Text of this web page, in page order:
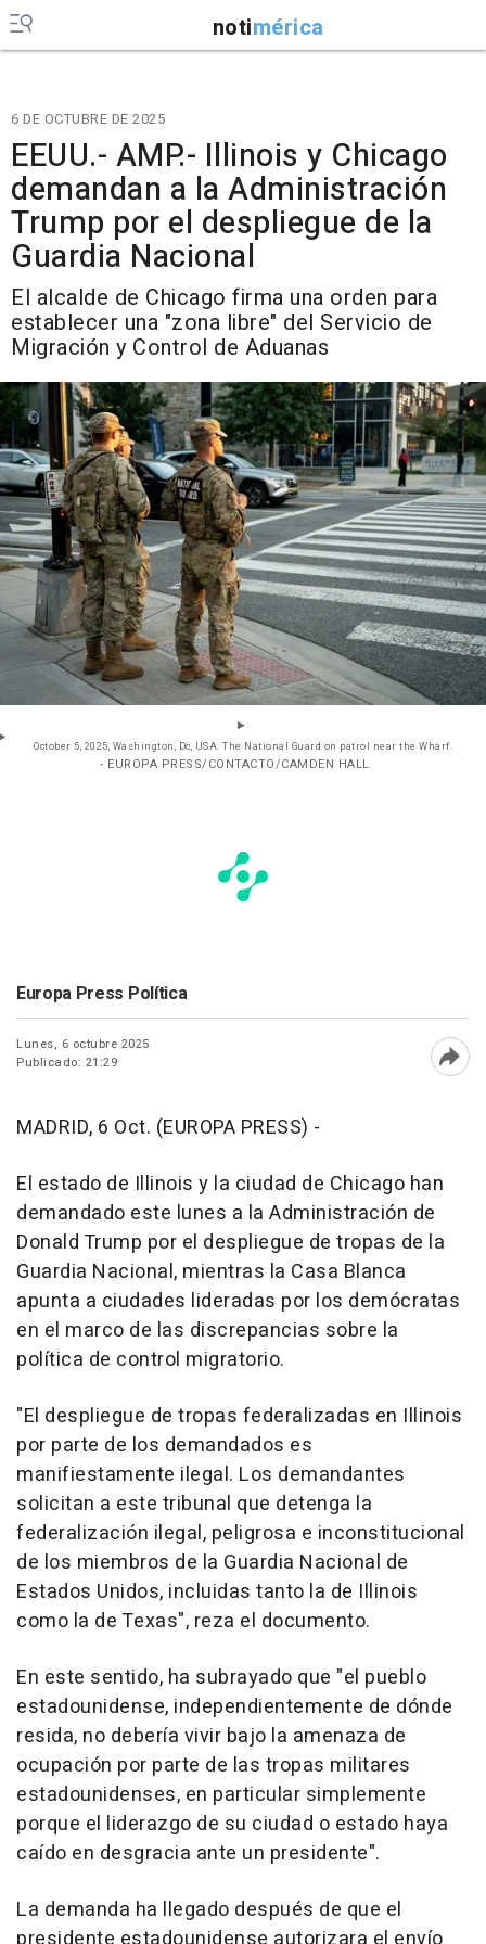
notimérica
6 DE OCTUBRE DE 2025
EEUU.- AMP.- Illinois y Chicago
demandan a la Administración
Trump por el despliegue de la
Guardia Nacional
El alcalde de Chicago firma una orden para
establecer una "zona libre" del Servicio de
Migración y Control de Aduanas
October 5, 2025, Washington, Dc, USA: The National Guard on patrol near the Wharf.
- EUROPA PRESS/CONTACTO/CAMDEN HALL
Europa Press Política
Lunes, 6 octubre 2025
Publicado: 21:29
MADRID, 6 Oct. (EUROPA PRESS) -
El estado de Illinois y la ciudad de Chicago han
demandado este lunes a la Administración de
Donald Trump por el despliegue de tropas de la
Guardia Nacional, mientras la Casa Blanca
apunta a ciudades lideradas por los demócratas
en el marco de las discrepancias sobre la
política de control migratorio.
"El despliegue de tropas federalizadas en Illinois
por parte de los demandados es
manifiestamente ilegal. Los demandantes
solicitan a este tribunal que detenga la
federalización ilegal, peligrosa e inconstitucional
de los miembros de la Guardia Nacional de
Estados Unidos, incluidas tanto la de Illinois
como la de Texas", reza el documento.
En este sentido, ha subrayado que "el pueblo
estadounidense, independientemente de dónde
resida, no debería vivir bajo la amenaza de
ocupación por parte de las tropas militares
estadounidenses, en particular simplemente
porque el liderazgo de su ciudad o estado haya
caído en desgracia ante un presidente".
La demanda ha llegado después de que el